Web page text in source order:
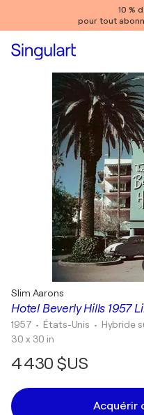
10 %
pour tout
Hotel Beverly Hills 1957
Slim Aarons
1957 • États-Unis • Hybride
30 x 30 in
4 430 $US
Acquérir